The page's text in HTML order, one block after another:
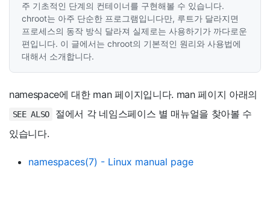
주 기초적인 단계의 컨테이너를 구현해볼 수 있습니다.
chroot는 아주 단순한 프로그램입니다만, 루트가 달라지면
프로세스의 동작 방식 달라져 실제로는 사용하기가 까다로운
편입니다. 이 글에서는 chroot의 기본적인 원리와 사용법에
대해서 소개합니다.
namespace에 대한 man 페이지입니다. man 페이지 아래의
SEE ALSO
절에서 각 네임스페이스 별 매뉴얼을 찾아볼 수
있습니다.
namespaces(7) - Linux manual page